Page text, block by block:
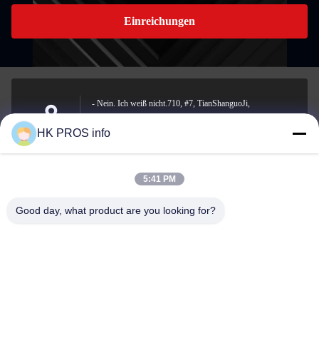
Einreichungen
Anschrift
- Nein. Ich weiß nicht.710, #7, TianShanguoJi,
Yanjiao, Sanhe, Provinz
E-Mail-Adresse
info@chppros.com
HK PROS info
5:41 PM
Good day, what product are you looking for?